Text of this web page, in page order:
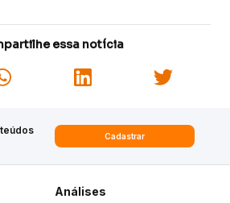
essa notícia
Cadastrar
Análises